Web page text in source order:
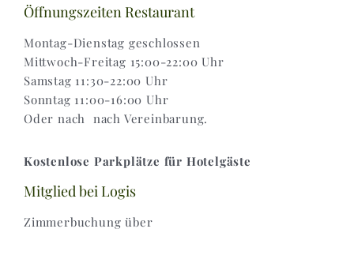
Versand & Lieferung
Öffnungszeiten Restaurant
Montag-Dienstag geschlossen
Mittwoch-Freitag 15:00-22:00 Uhr
Samstag 11:30-22:00 Uhr
Sonntag 11:00-16:00 Uhr
Oder nach nach Vereinbarung.
Kostenlose Parkplätze für Hotelgäste
Mitglied bei Logis
Zimmerbuchung über